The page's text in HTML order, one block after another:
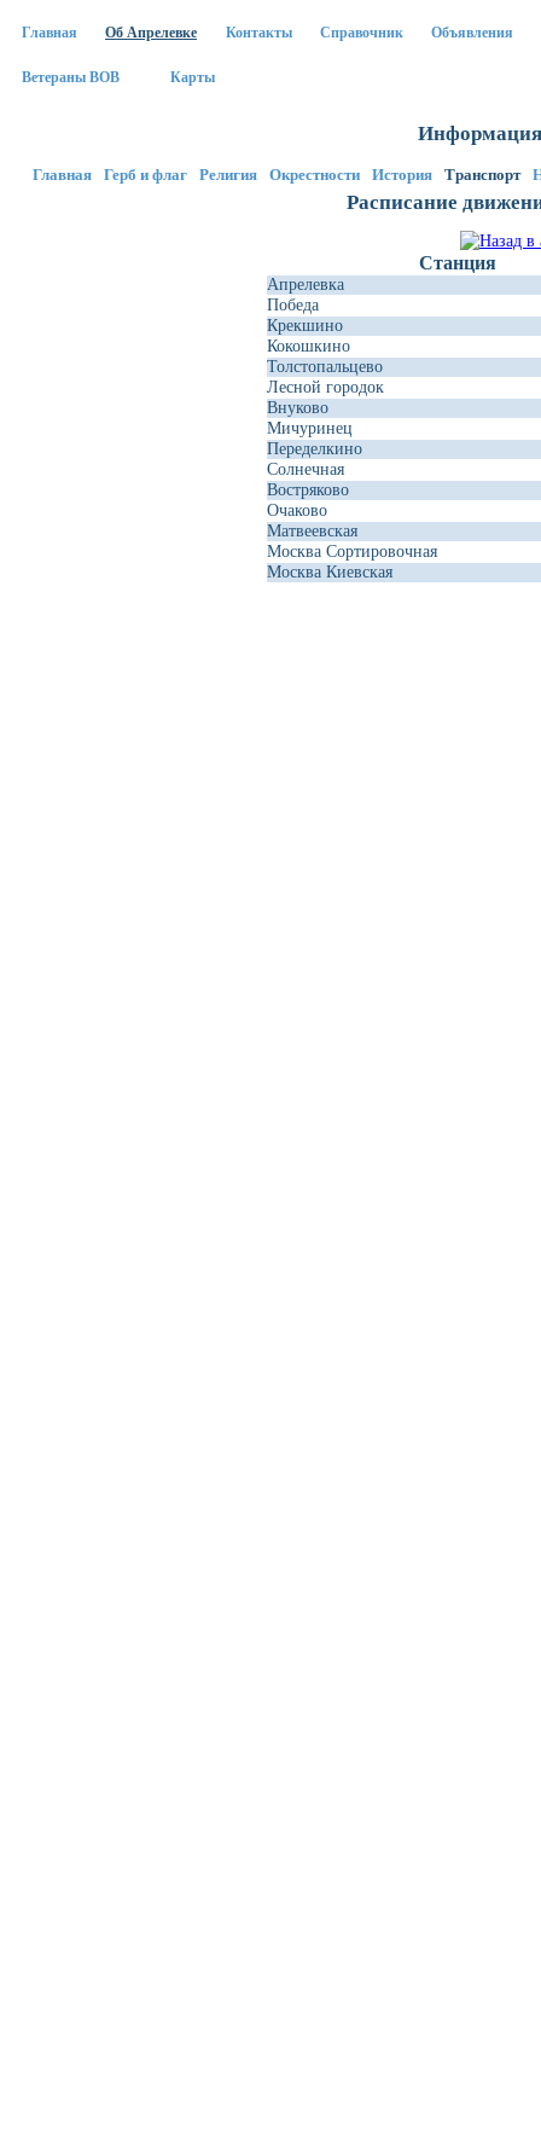
Главная Об Апрелевке Контакты Справочник Объявления
Ветераны ВОВ Карты
Информация
Главная Герб и флаг Религия Окрестности История Транспорт
Расписание
Станция
Апрелевка
Победа
Крекшино
Кокошкино
Толстопальцево
Лесной городок
Внуково
Мичуринец
Переделкино
Солнечная
Востряково
Очаково
Матвеевская
Москва Сортировочная
Москва Киевская